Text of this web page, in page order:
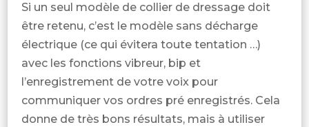
Si un seul modèle de collier de dressage doit
être retenu, c’est le modèle sans décharge
électrique (ce qui évitera toute tentation …)
avec les fonctions vibreur, bip et
l’enregistrement de votre voix pour
communiquer vos ordres pré enregistrés. Cela
donne de très bons résultats, mais à utiliser